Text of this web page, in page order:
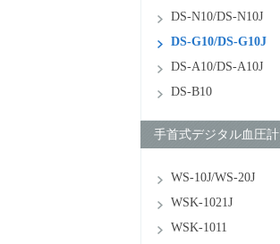
DS-N10/DS-N10J
DS-G10/DS-G10J
DS-A10/DS-A10J
DS-B10
手首式デジタル血圧計
WS-10J/WS-20J
WSK-1021J
WSK-1011